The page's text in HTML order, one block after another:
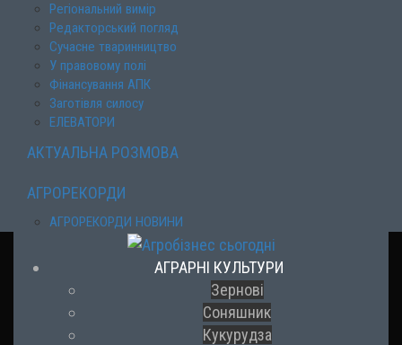
Регіональний вимір
Редакторський погляд
Сучасне тваринництво
У правовому полі
Фінансування АПК
Заготівля силосу
ЕЛЕВАТОРИ
АКТУАЛЬНА РОЗМОВА
АГРОРЕКОРДИ
АГРОРЕКОРДИ НОВИНИ
АГРАРНІ КУЛЬТУРИ
Зернові
Соняшник
Кукурудза